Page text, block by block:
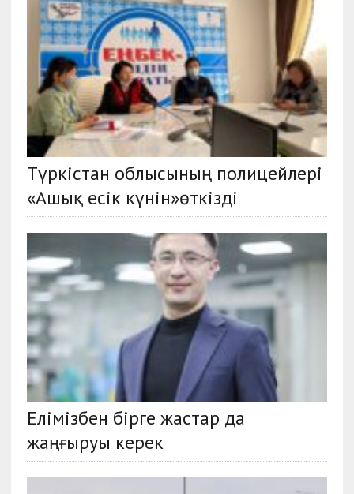
Түркістан облысының полицейлері
«Ашық есік күнін»өткізді
Елімізбен бірге жастар да
жаңғыруы керек